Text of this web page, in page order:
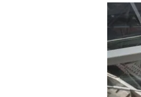
RADIO
WEB
RADIO
PLAYLIST